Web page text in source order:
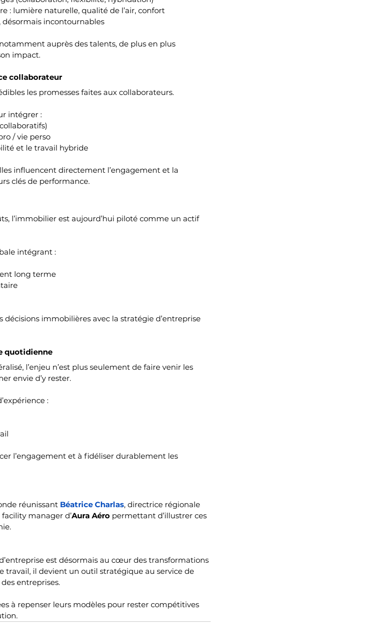
: lumière naturelle, qualité de l’air, confort
désormais incontournables
auprès des talents, de plus en plus
impact.
collaborateur
les promesses faites aux collaborateurs.
intégrer :
/ vie perso
et le travail hybride
influencent directement l’engagement et la
clés de performance.
l’immobilier est aujourd’hui piloté comme un actif
intégrant :
long terme
immobilières avec la stratégie d’entreprise
quotidienne
l’enjeu n’est plus seulement de faire venir les
envie d’y rester.
:
l’engagement et à fidéliser durablement les
réunissant Béatrice Charlas, directrice régionale
facility manager d’Aura Aéro permettant d’illustrer ces
est désormais au cœur des transformations
travail, il devient un outil stratégique au service de
entreprises.
à repenser leurs modèles pour rester compétitives